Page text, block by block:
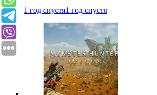
1 год спустя1 год спустя